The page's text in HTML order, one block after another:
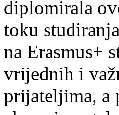
diplomirala
toku
na Erasmus+
vrijednih i
prijateljima, a